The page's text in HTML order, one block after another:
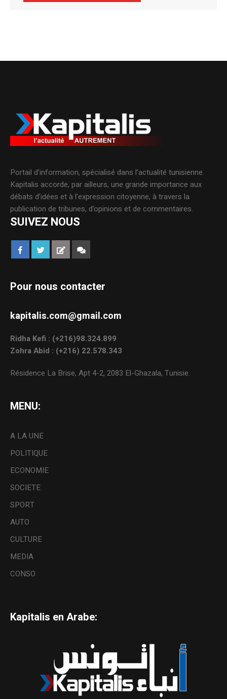
Portail d’information, spécialisé dans l’actualité tunisienne.
Kapitalis accorde, par ailleurs, une grande importance aux
débats d’idées et à l’expression citoyenne, à travers la
publication de tribunes, d’opinions et de commentaires.
SUIVEZ NOUS
Pour nous contacter
kapitalis.com@gmail.com
Ridha Kefi : (+216)98.324.899
Zohra Abid : (+216) 22.578.343
Résidence La Brise, Apt 4-2, 2083 El-Ghazala, Tunisie.
MENU:
A LA UNE
POLITIQUE
ECONOMIE
SOCIETE
SPORT
AUTO
CULTURE
MEDIA
CONSO
Kapitalis en Arabe: